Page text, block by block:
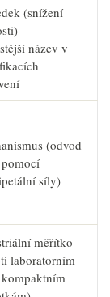
(snížení
—
název v
(odvod
síly)
měřítko
laboratorním